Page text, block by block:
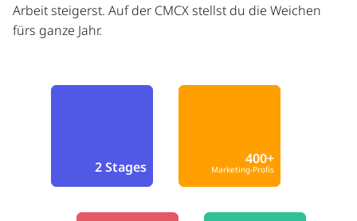
Arbeit steigerst. Auf der CMCX stellst du die Weichen
fürs ganze Jahr.
2 Stages 400+
Marketing-Profis